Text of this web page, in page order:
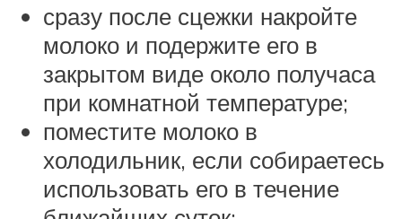
сразу после сцежки накройте
молоко и подержите его в
закрытом виде около получаса
при комнатной температуре;
поместите молоко в
холодильник, если собираетесь
использовать его в течение